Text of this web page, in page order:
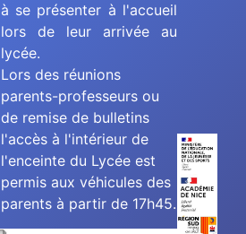
à se présenter à l'accueil
lors de leur arrivée au
lycée.
Lors des réunions
parents-professeurs ou
de remise de bulletins
l'accès à l'intérieur de
l'enceinte du Lycée est
permis aux véhicules des
parents à partir de 17h45.